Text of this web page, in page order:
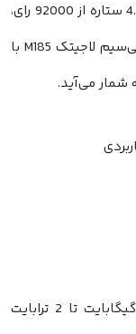
آمازون بیسیکس (Amazon Basics) با کسب 4.6 ستاره از 92000 رای،
یک انتخاب اقتصادی است. همچنین، ماوس بی‌سیم لاجیتک M185 با
بسیاری از لپ‌تاپ‌های امروزی فقط بین 256 گیگابایت تا 2 ترابایت